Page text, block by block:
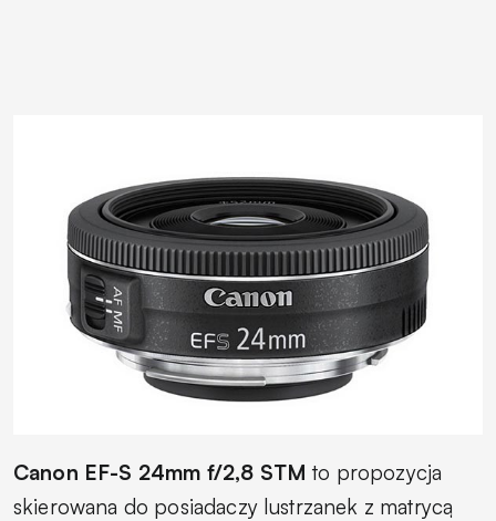
Canon EF-S 24mm f/2,8 STM to propozycja
skierowana do posiadaczy lustrzanek z matrycą